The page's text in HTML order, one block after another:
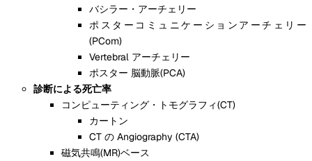
バシラー・アーチェリー
ポスターコミュニケーションアーチェリー
(PCom)
Vertebral アーチェリー
ポスター 脳動脈(PCA)
診断による死亡率
コンピューティング・トモグラフィ(CT)
カートン
CT の Angiography (CTA)
磁気共鳴(MR)ベース